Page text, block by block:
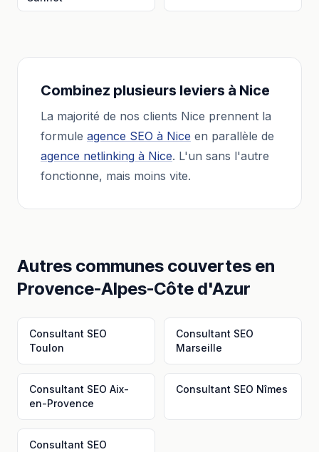
Combinez plusieurs leviers à Nice
La majorité de nos clients Nice prennent la
formule agence SEO à Nice en parallèle de
agence netlinking à Nice. L'un sans l'autre
fonctionne, mais moins vite.
Autres communes couvertes en
Provence-Alpes-Côte d'Azur
Consultant SEO
Toulon
Consultant SEO
Marseille
Consultant SEO Aix-
en-Provence
Consultant SEO Nîmes
Consultant SEO